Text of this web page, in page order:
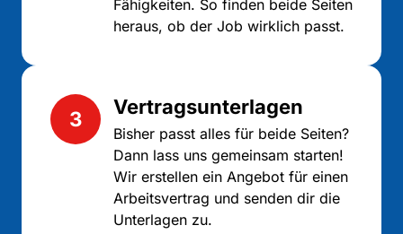
Fähigkeiten. So finden beide Seiten
heraus, ob der Job wirklich passt.
3 Vertragsunterlagen
Bisher passt alles für beide Seiten?
Dann lass uns gemeinsam starten!
Wir erstellen ein Angebot für einen
Arbeitsvertrag und senden dir die
Unterlagen zu.